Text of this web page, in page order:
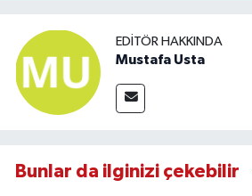
EDITÖR HAKKINDA
Mustafa Usta
Bunlar da ilginizi çekebilir